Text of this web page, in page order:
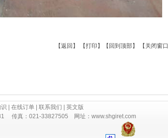
【返回 】 【打印 】【 回到顶部】 【 关闭窗口
在线订单 联系我们
英文版
传真：021-33827505 网址：www.shgiret.com